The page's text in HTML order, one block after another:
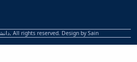
دانشکده فنی و مهندسی, All rights reserved. Design bySain